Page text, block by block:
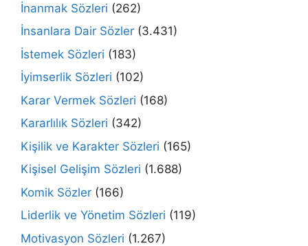
İnanmak Sözleri (262)
İnsanlara Dair Sözler (3.431)
İstemek Sözleri (183)
İyimserlik Sözleri (102)
Karar Vermek Sözleri (168)
Kararlılık Sözleri (342)
Kişilik ve Karakter Sözleri (165)
Kişisel Gelişim Sözleri (1.688)
Komik Sözler (166)
Liderlik ve Yönetim Sözleri (119)
Motivasyon Sözleri (1.267)